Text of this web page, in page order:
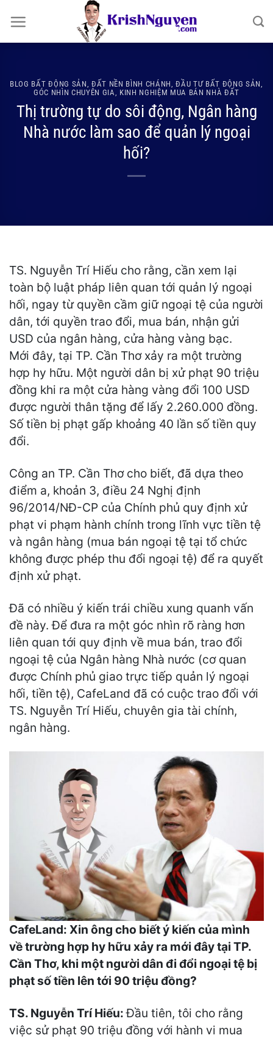
qua
nội
BLOG BẤT ĐỘNG SẢN ĐẤT NỀN BÌNH CHÁNH ,ĐẦU TƯ BẤT ĐỘNG SẢN
GÓC NHÌN CHUYÊN GIA
KINH NGHIỆM MUA BÁN NHÀ ĐẤT
Thị trường tự do sôi động, Ngân hàng
Nhà nước làm sao để quản lý ngoại
hối?
TS. Nguyễn Trí Hiếu cho rằng, cần xem lại
toàn bộ luật pháp liên quan tới quản lý ngoại
hối, ngay từ quyền cầm giữ ngoại tệ của người
dân, tới quyền trao đổi, mua bán, nhận gửi
USD của ngân hàng, cửa hàng vàng bạc.
Mới đây, tại TP. Cần Thơ xảy ra một trường
hợp hy hữu. Một người dân bị xử phạt 90 triệu
đồng khi ra một cửa hàng vàng đổi 100 USD
được người thân tặng để lấy 2.260.000 đồng.
Số tiền bị phạt gấp khoảng 40 lần số tiền quy
đổi.
Công an TP. Cần Thơ cho biết, đã dựa theo
điểm a, khoản 3, điều 24 Nghị định
96/2014/NĐ-CP của Chính phủ quy định xử
phạt vi phạm hành chính trong lĩnh vực tiền tệ
và ngân hàng (mua bán ngoại tệ tại tổ chức
không được phép thu đổi ngoại tệ) để ra quyết
định xử phạt.
Đã có nhiều ý kiến trái chiều xung quanh vấn
đề này. Để đưa ra một góc nhìn rõ ràng hơn
liên quan tới quy định về mua bán, trao đổi
ngoại tệ của Ngân hàng Nhà nước (cơ quan
được Chính phủ giao trực tiếp quản lý ngoại
hối, tiền tệ), CafeLand đã có cuộc trao đổi với
TS. Nguyễn Trí Hiếu, chuyên gia tài chính,
ngân hàng.
CafeLand: Xin ông cho biết ý kiến của mình
về trường hợp hy hữu xảy ra mới đây tại TP.
Cần Thơ, khi một người dân đi đổi ngoại tệ bị
phạt số tiền lên tới 90 triệu đồng?
TS. Nguyễn Trí Hiếu:Đầu tiên, tôi cho rằng
việc sử phạt 90 triệu đồng với hành vi mua